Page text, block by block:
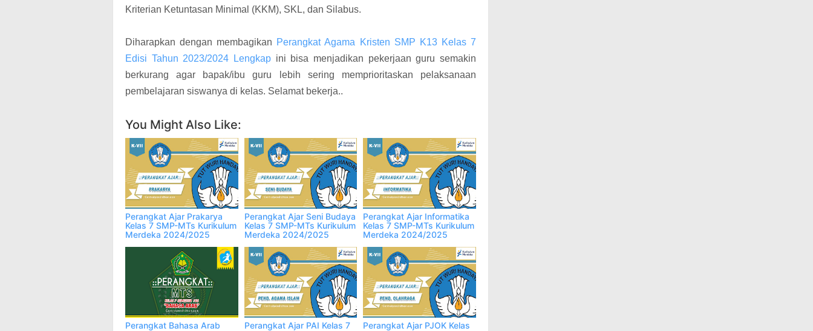
Kriterian Ketuntasan Minimal (KKM), SKL, dan Silabus.
Diharapkan dengan membagikan Perangkat Agama Kristen SMP K13 Kelas 7
Edisi Tahun 2023/2024 Lengkap ini bisa menjadikan pekerjaan guru semakin
berkurang agar bapak/ibu guru lebih sering memprioritaskan pelaksanaan
pembelajaran siswanya di kelas. Selamat bekerja..
You Might Also Like:
Perangkat Ajar Prakarya
Kelas 7 SMP-MTs Kurikulum
Merdeka 2024/2025
Perangkat Ajar Seni Budaya
Kelas 7 SMP-MTs Kurikulum
Merdeka 2024/2025
Perangkat Ajar Informatika
Kelas 7 SMP-MTs Kurikulum
Merdeka 2024/2025
Perangkat Bahasa Arab
Perangkat Ajar PAI Kelas 7
Perangkat Ajar PJOK Kelas